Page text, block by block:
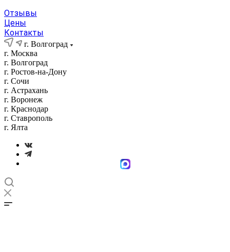
Отзывы
Цены
Контакты
г. Волгоград
г. Москва
г. Волгоград
г. Ростов-на-Дону
г. Сочи
г. Астрахань
г. Воронеж
г. Краснодар
г. Ставрополь
г. Ялта